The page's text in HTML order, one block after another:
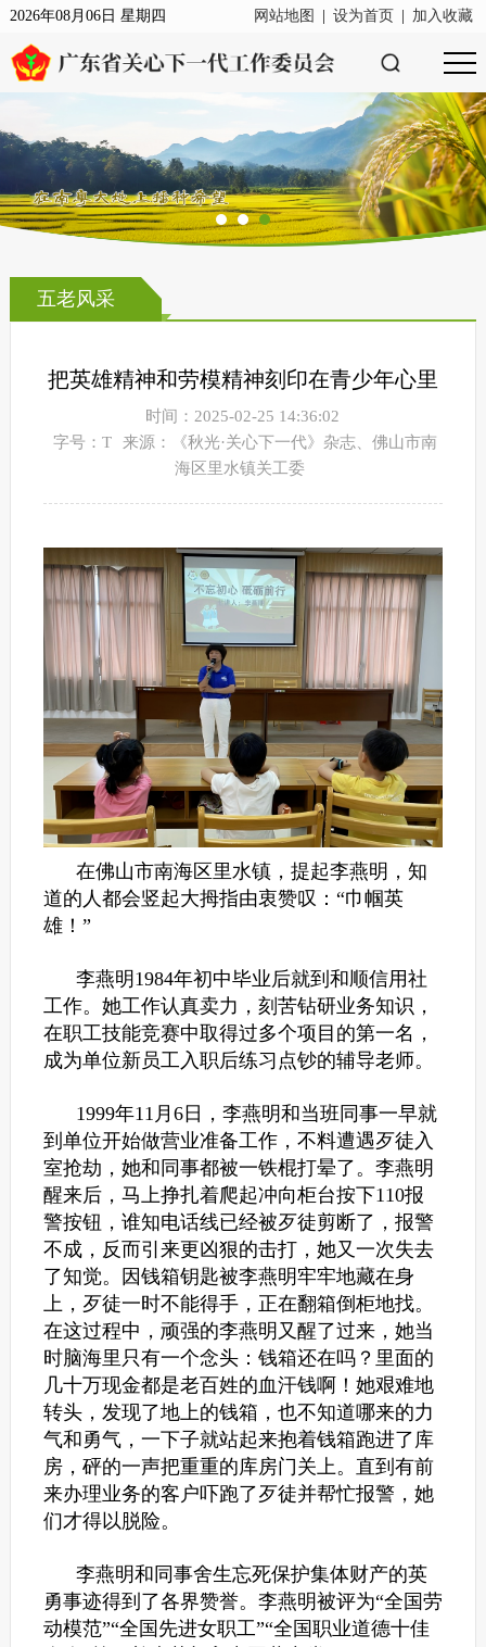
网站地图 设为首页 加入收藏
2026年08月06日 星期四
五老风采
把英雄精神和劳模精神刻印在青少年心里
时间：2025-02-25 14:36:02
字号：T
来源：《秋光·关心下一代》杂志、佛山市南
海区里水镇关工委
在佛山市南海区里水镇，提起李燕明，知
道的人都会竖起大拇指由衷赞叹：“巾帼英
雄！”
李燕明1984年初中毕业后就到和顺信用社
工作。她工作认真卖力，刻苦钻研业务知识，
在职工技能竞赛中取得过多个项目的第一名，
成为单位新员工入职后练习点钞的辅导老师。
1999年11月6日，李燕明和当班同事一早就
到单位开始做营业准备工作，不料遭遇歹徒入
室抢劫，她和同事都被一铁棍打晕了。李燕明
醒来后，马上挣扎着爬起冲向柜台按下110报
警按钮，谁知电话线已经被歹徒剪断了，报警
不成，反而引来更凶狠的击打，她又一次失去
了知觉。因钱箱钥匙被李燕明牢牢地藏在身
上，歹徒一时不能得手，正在翻箱倒柜地找。
在这过程中，顽强的李燕明又醒了过来，她当
时脑海里只有一个念头：钱箱还在吗？里面的
几十万现金都是老百姓的血汗钱啊！她艰难地
转头，发现了地上的钱箱，也不知道哪来的力
气和勇气，一下子就站起来抱着钱箱跑进了库
房，砰的一声把重重的库房门关上。直到有前
来办理业务的客户吓跑了歹徒并帮忙报警，她
们才得以脱险。
李燕明和同事舍生忘死保护集体财产的英
勇事迹得到了各界赞誉。李燕明被评为“全国劳
动模范”“全国先进女职工”“全国职业道德十佳